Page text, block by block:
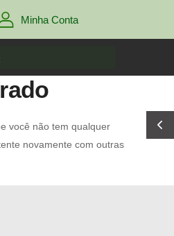
Minha Conta
você não tem qualquer
novamente com outras